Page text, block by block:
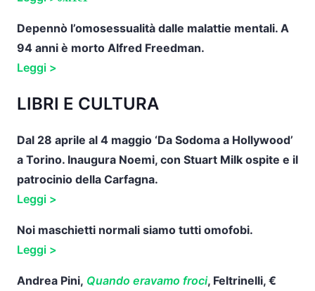
Depennò l’omosessualità dalle malattie mentali. A
94 anni è morto Alfred Freedman.
Leggi >
LIBRI E CULTURA
Dal 28 aprile al 4 maggio ‘Da Sodoma a Hollywood’
a Torino. Inaugura Noemi, con Stuart Milk ospite e il
patrocinio della Carfagna.
Leggi >
Noi maschietti normali siamo tutti omofobi.
Leggi >
Andrea Pini, Quando eravamo froci, Feltrinelli, €